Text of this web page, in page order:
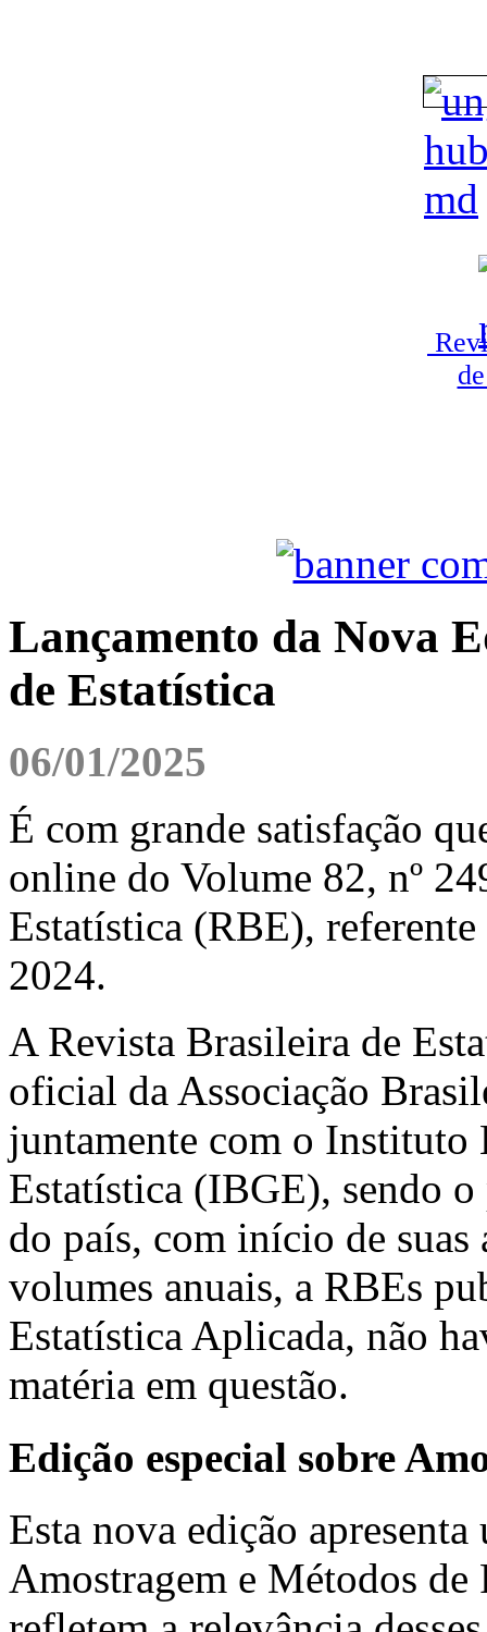
Lançamento da Nova
de Estatística
06/01/2025
É com grande satisfação
online do Volume 82, nº
Estatística (RBE),
2024.
A Revista Brasileira de
oficial da Associação
juntamente com o Instituto
Estatística (IBGE), sendo
do país, com início de
volumes anuais, a RBEs
Estatística Aplicada, não
matéria em questão.
Edição especial sobre
Esta nova edição
Amostragem e Métodos de